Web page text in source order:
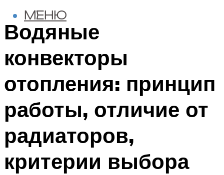
МЕНЮ
Водяные
конвекторы
отопления: принцип
работы, отличие от
радиаторов,
критерии выбора